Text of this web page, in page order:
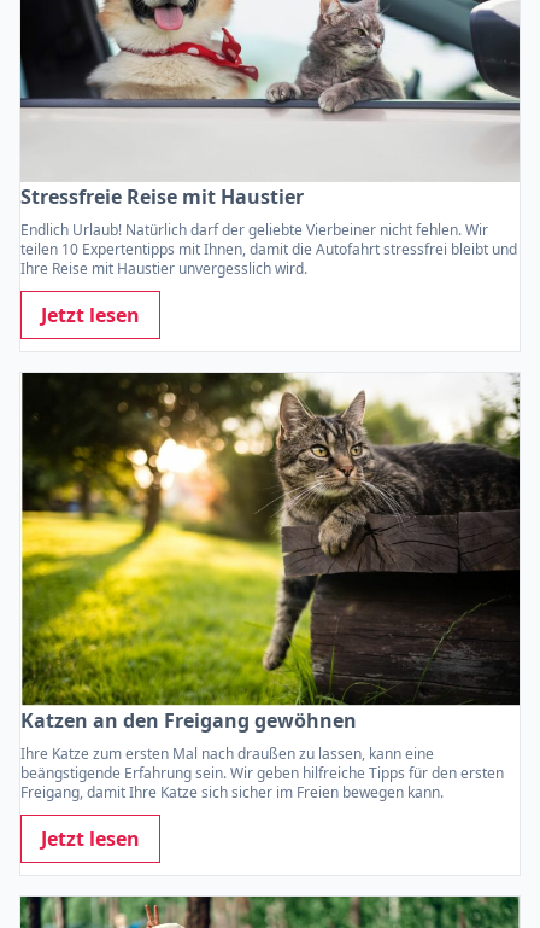
Stressfreie Reise mit Haustier
Endlich Urlaub! Natürlich darf der geliebte Vierbeiner nicht fehlen. Wir
teilen 10 Expertentipps mit Ihnen, damit die Autofahrt stressfrei bleibt und
Ihre Reise mit Haustier unvergesslich wird.
Jetzt lesen
Katzen an den Freigang gewöhnen
Ihre Katze zum ersten Mal nach draußen zu lassen, kann eine
beängstigende Erfahrung sein. Wir geben hilfreiche Tipps für den ersten
Freigang, damit Ihre Katze sich sicher im Freien bewegen kann.
Jetzt lesen